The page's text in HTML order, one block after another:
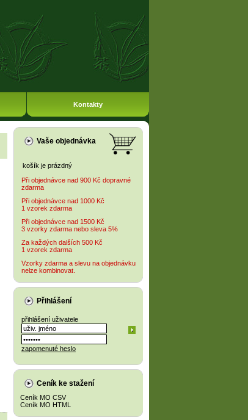
Kontakty
Vaše objednávka
košík je prázdný
Při objednávce nad 900 Kč dopravné
zdarma
Při objednávce nad 1000 Kč
1 vzorek zdarma
Při objednávce nad 1500 Kč
3 vzorky zdarma nebo sleva 5%
Za každých dalších 500 Kč
1 vzorek zdarma
Vzorky zdarma a slevu na objednávku
nelze kombinovat.
Přihlášení
přihlášení uživatele
zapomenuté heslo
Ceník ke stažení
Ceník MO CSV
Ceník MO HTML